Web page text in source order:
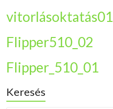
vitorlásoktatás01
Flipper510_02
Flipper_510_01
Keresés